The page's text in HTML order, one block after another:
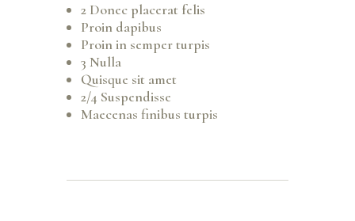
2 Donec placerat felis
Proin dapibus
Proin in semper turpis
3 Nulla
Quisque sit amet
2/4 Suspendisse
Maecenas finibus turpis